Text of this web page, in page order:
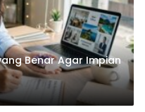
Benar Agar Impian